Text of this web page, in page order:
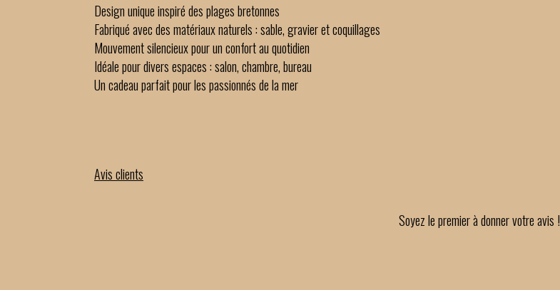
Design unique inspiré des plages bretonnes
Fabriqué avec des matériaux naturels : sable, gravier et coquillages
Mouvement silencieux pour un confort au quotidien
Idéale pour divers espaces : salon, chambre, bureau
Un cadeau parfait pour les passionnés de la mer
Avis clients
Soyez le premier à donner votre avis !